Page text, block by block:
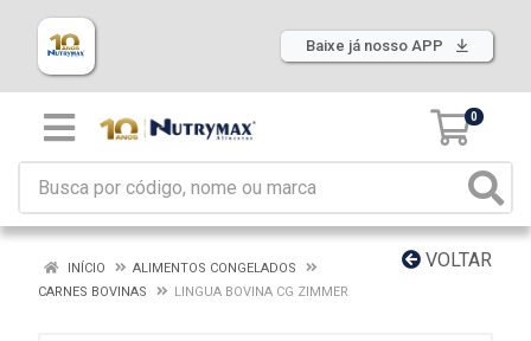
Baixe já nosso APP
0
VOLTAR
INÍCIO
ALIMENTOS CONGELADOS
CARNES BOVINAS
LINGUA BOVINA CG ZIMMER